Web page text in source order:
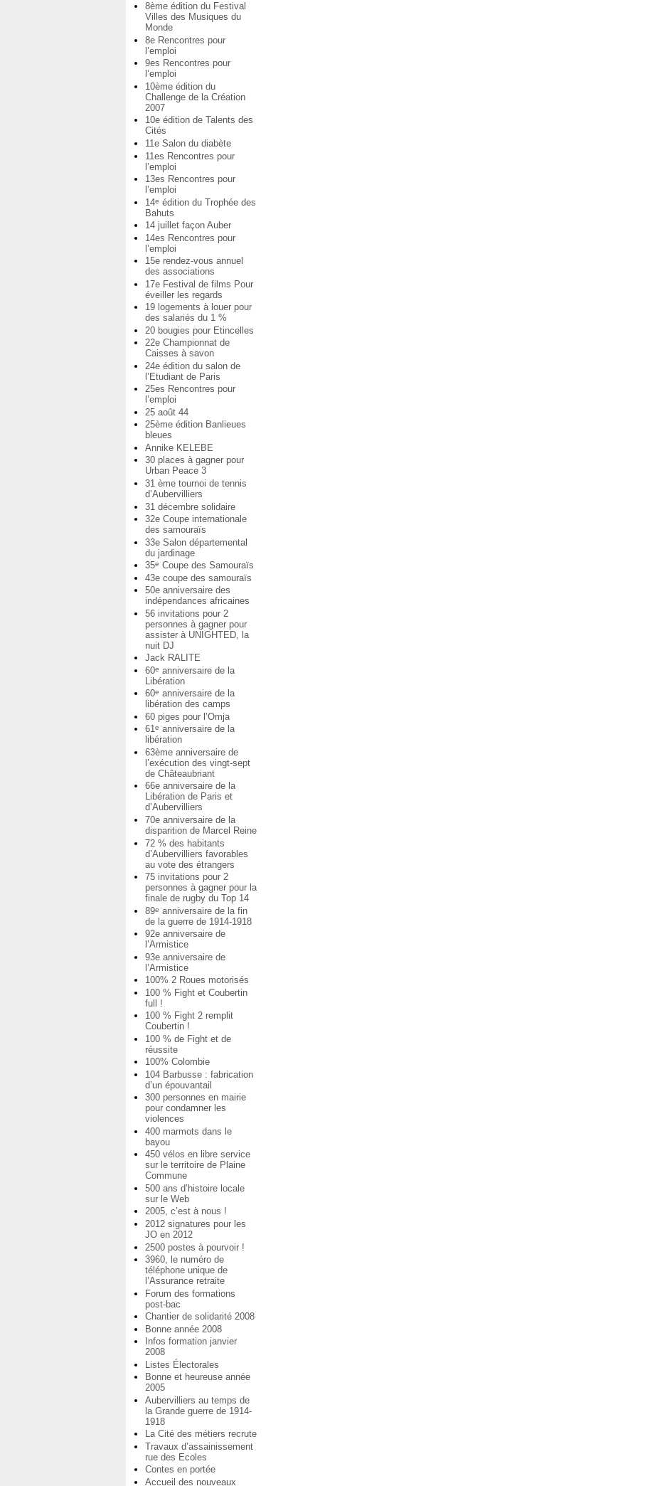
8ème édition du Festival
Villes des Musiques du
Monde
8e Rencontres pour
l’emploi
9es Rencontres pour
l’emploi
10ème édition du
Challenge de la Création
2007
10e édition de Talents des
Cités
11e Salon du diabète
11es Rencontres pour
l’emploi
13es Rencontres pour
l’emploi
14e édition du Trophée des
Bahuts
14 juillet façon Auber
14es Rencontres pour
l’emploi
15e rendez-vous annuel
des associations
17e Festival de films Pour
éveiller les regards
19 logements à louer pour
des salariés du 1 %
20 bougies pour Etincelles
22e Championnat de
Caisses à savon
24e édition du salon de
l’Etudiant de Paris
25es Rencontres pour
l’emploi
25 août 44
25ème édition Banlieues
bleues
Annike KELEBE
30 places à gagner pour
Urban Peace 3
31 ème tournoi de tennis
d’Aubervilliers
31 décembre solidaire
32e Coupe internationale
des samouraïs
33e Salon départemental
du jardinage
35e Coupe des Samouraïs
43e coupe des samouraïs
50e anniversaire des
indépendances africaines
56 invitations pour 2
personnes à gagner pour
assister à UNIGHTED, la
nuit DJ
Jack RALITE
60e anniversaire de la
Libération
60e anniversaire de la
libération des camps
60 piges pour l’Omja
61e anniversaire de la
libération
63ème anniversaire de
l’exécution des vingt-sept
de Châteaubriant
66e anniversaire de la
Libération de Paris et
d’Aubervilliers
70e anniversaire de la
disparition de Marcel Reine
72 % des habitants
d’Aubervilliers favorables
au vote des étrangers
75 invitations pour 2
personnes à gagner pour la
finale de rugby du Top 14
89e anniversaire de la fin
de la guerre de 1914-1918
92e anniversaire de
l’Armistice
93e anniversaire de
l’Armistice
100% 2 Roues motorisés
100 % Fight et Coubertin
full !
100 % Fight 2 remplit
Coubertin !
100 % de Fight et de
réussite
100% Colombie
104 Barbusse : fabrication
d’un épouvantail
300 personnes en mairie
pour condamner les
violences
400 marmots dans le
bayou
450 vélos en libre service
sur le territoire de Plaine
Commune
500 ans d’histoire locale
sur le Web
2005, c’est à nous !
2012 signatures pour les
JO en 2012
2500 postes à pourvoir !
3960, le numéro de
téléphone unique de
l’Assurance retraite
Forum des formations
post-bac
Chantier de solidarité 2008
Bonne année 2008
Infos formation janvier
2008
Listes Électorales
Bonne et heureuse année
2005
Aubervilliers au temps de
la Grande guerre de 1914-
1918
La Cité des métiers recrute
Travaux d’assainissement
rue des Ecoles
Contes en portée
Accueil des nouveaux